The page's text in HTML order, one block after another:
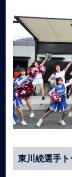
東川続選手